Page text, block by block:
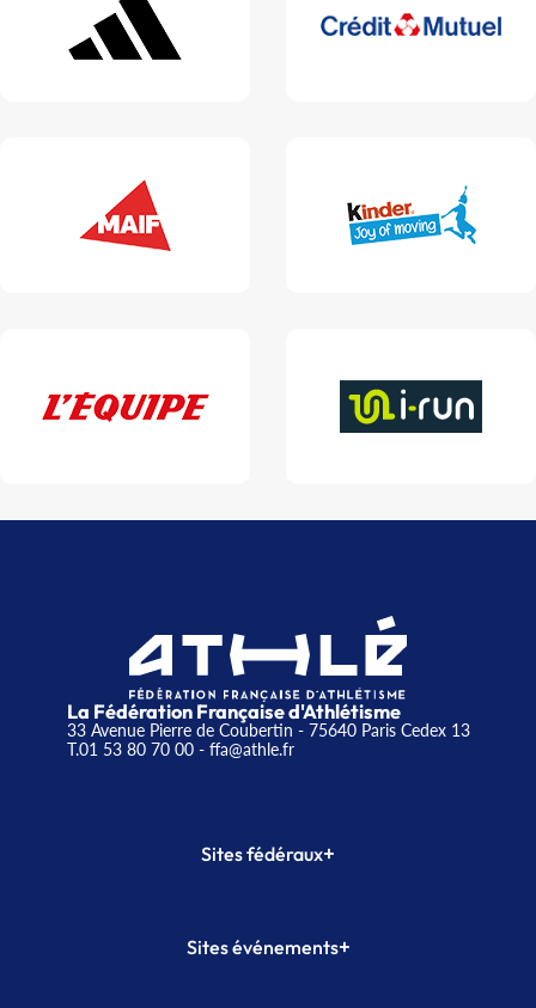
La Fédération Française d'Athlétisme
33 Avenue Pierre de Coubertin - 75640 Paris Cedex 13
T.01 53 80 70 00- ffa@athle.fr
Sites fédéraux+
Plateforme Formation
Sites événements+